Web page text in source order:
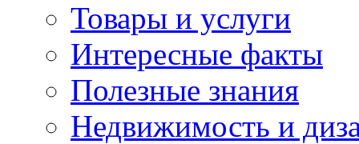
Товары и услуги
Интересные факты
Полезные знания
Недвижимость и